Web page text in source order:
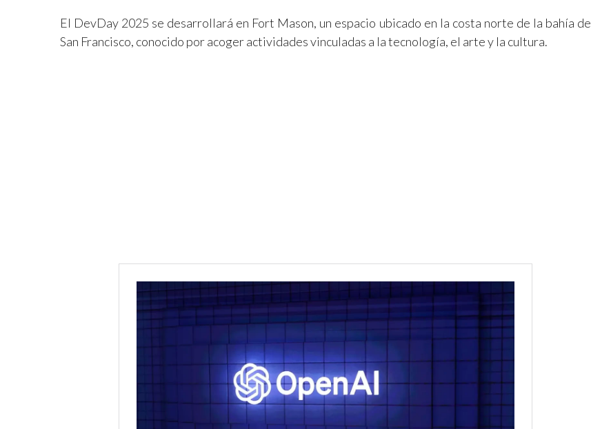
El DevDay 2025 se desarrollará en Fort Mason, un espacio ubicado en la costa norte de la bahía de
San Francisco, conocido por acoger actividades vinculadas a la tecnología, el arte y la cultura.